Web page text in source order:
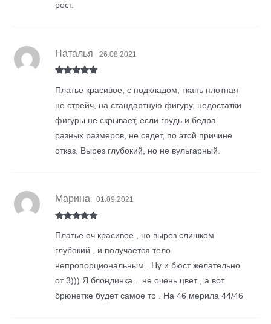
рост.
of 5
Наталья 26.08.2021
Платье красивое, с подкладом, ткань плотная
не стрейч, на стандартную фигуру, недостатки
фигуры не скрывает, если грудь и бедра
разных размеров, не сядет, по этой причине
отказ. Вырез глубокий, но не вульгарный.
of 5
Марина 01.09.2021
Платье оч красивое , но вырез слишком
глубокий , и получается тело
непропорциональным . Ну и бюст желательно
от 3))) Я блондинка .. не очень цвет , а вот
брюнетке будет самое то . На 46 мерила 44/46